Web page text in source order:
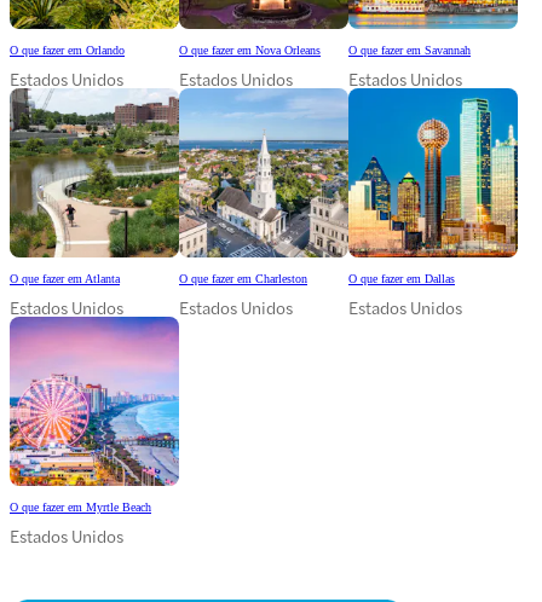
O que fazer em Orlando
Estados Unidos
O que fazer em Nova Orleans
Estados Unidos
O que fazer em Savannah
Estados Unidos
O que fazer em Atlanta
Estados Unidos
O que fazer em Charleston
Estados Unidos
O que fazer em Dallas
Estados Unidos
O que fazer em Myrtle Beach
Estados Unidos